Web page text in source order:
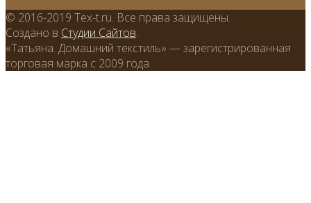
© 2016-2019 Tex-t.ru. Все права защищены.
Создано в Студии Сайтов.
«Татьяна. Домашний текстиль» — зарегистрированная
торговая марка с 2009 года.